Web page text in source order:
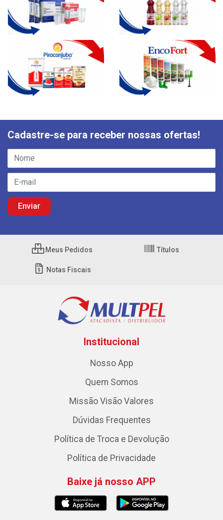
Cadastre-se para receber nossas ofertas!
Meus Pedidos Títulos
Notas Fiscais
Institucional
Nosso App
Quem Somos
Missão Visão Valores
Dúvidas Frequentes
Política de Troca e Devolução
Política de Privacidade
Baixe já nosso APP